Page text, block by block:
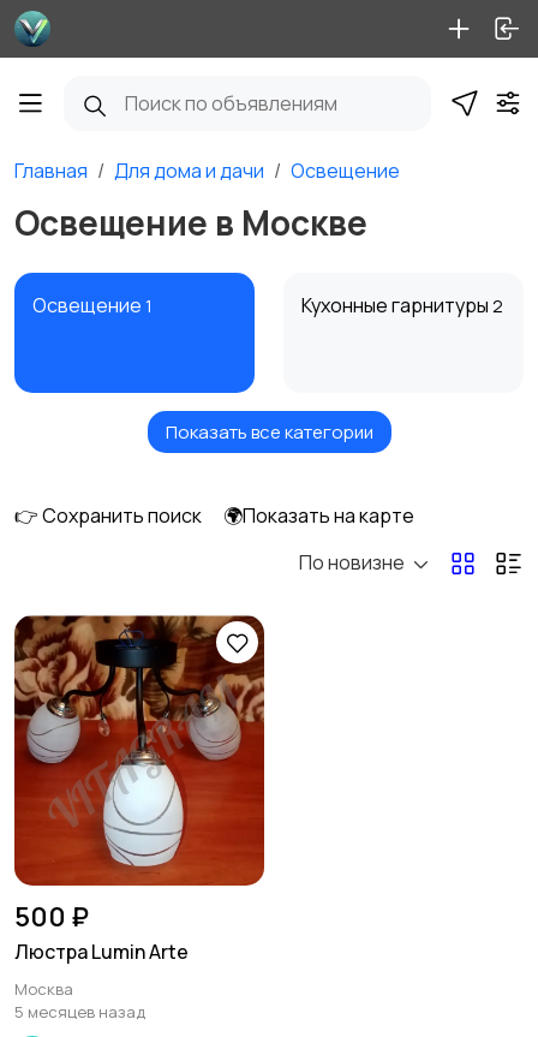
Главная Для дома и дачи Освещение
Освещение в Москве
Освещение 1 Кухонные гарнитуры 2
Кровати и матрасы Диваны и кресла
Охрана и
сигнализации
Посуда5
Сад и огород
Показать все категории
👉 Сохранить поиск
🌍Показать на карте
По новизне
500 ₽
Люстра Lumin Arte
Москва
5 месяцев назад